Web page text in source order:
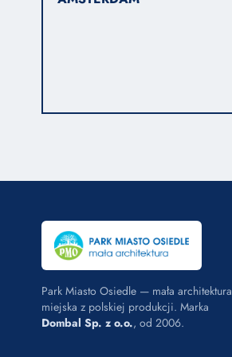
Park Miasto Osiedle — mała architektura
miejska z polskiej produkcji. Marka
Dombal Sp. z o.o., od 2006.